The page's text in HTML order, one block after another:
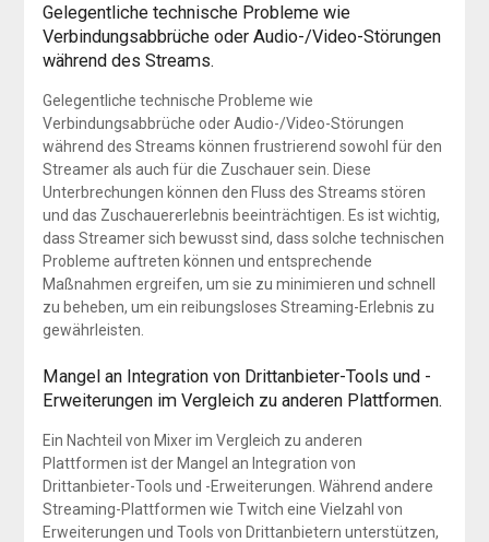
Gelegentliche technische Probleme wie
Verbindungsabbrüche oder Audio-/Video-Störungen
während des Streams.
Gelegentliche technische Probleme wie
Verbindungsabbrüche oder Audio-/Video-Störungen
während des Streams können frustrierend sowohl für den
Streamer als auch für die Zuschauer sein. Diese
Unterbrechungen können den Fluss des Streams stören
und das Zuschauererlebnis beeinträchtigen. Es ist wichtig,
dass Streamer sich bewusst sind, dass solche technischen
Probleme auftreten können und entsprechende
Maßnahmen ergreifen, um sie zu minimieren und schnell
zu beheben, um ein reibungsloses Streaming-Erlebnis zu
gewährleisten.
Mangel an Integration von Drittanbieter-Tools und -
Erweiterungen im Vergleich zu anderen Plattformen.
Ein Nachteil von Mixer im Vergleich zu anderen
Plattformen ist der Mangel an Integration von
Drittanbieter-Tools und -Erweiterungen. Während andere
Streaming-Plattformen wie Twitch eine Vielzahl von
Erweiterungen und Tools von Drittanbietern unterstützen,